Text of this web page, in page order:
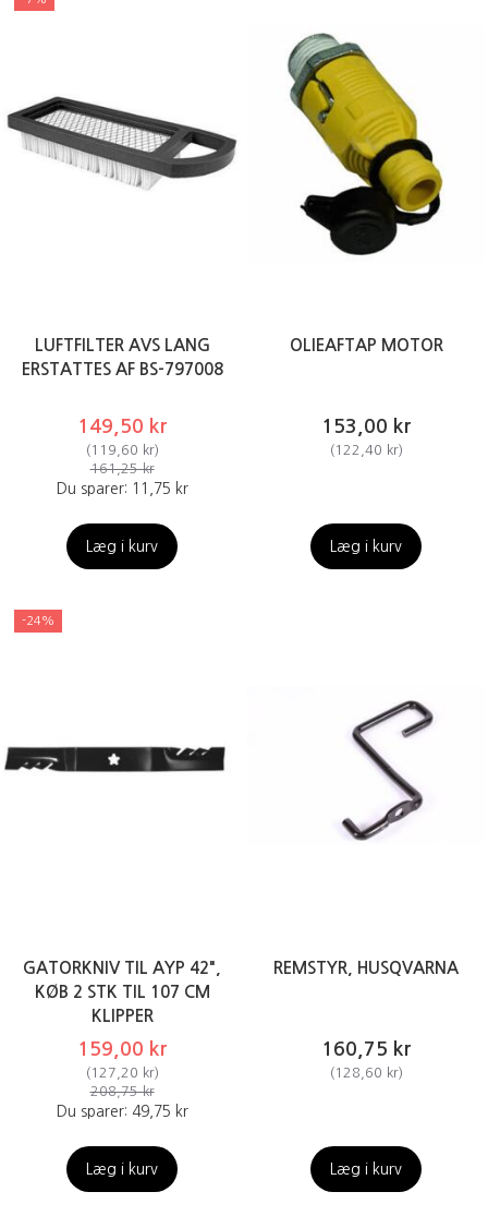
LUFTFILTER AVS LANG
ERSTATTES AF BS-797008
149,50 kr
( 119,60 kr)
161,25 kr
Du sparer: 11,75 kr
Læg i kurv
OLIEAFTAP MOTOR
153,00 kr
( 122,40 kr)
Læg i kurv
-24%
GATORKNIV TIL AYP 42",
KØB 2 STK TIL 107 CM
KLIPPER
159,00 kr
(127,20 kr)
208,75 kr
Du sparer: 49,75 kr
Læg i kurv
REMSTYR, HUSQVARNA
160,75 kr
(128,60 kr)
Læg i kurv